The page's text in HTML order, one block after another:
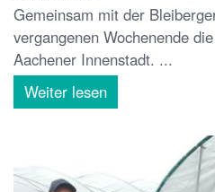
Gemeinsam mit der
vergangenen Wochenende
Aachener Innenstadt. ...
Weiter lesen